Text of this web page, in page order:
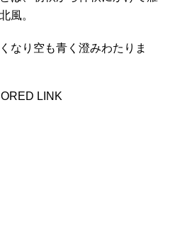
風。
なり空も青く澄みわたりま
LINK